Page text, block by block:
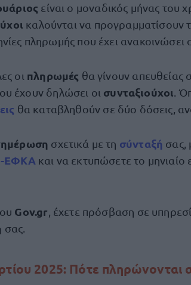
είναι ο μοναδικός μήνας του
καλούνται να προγραμματίσουν
πληρωμής που έχει ανακοινώσει
οι πληρωμές θα γίνουν απευθείας
έχουν δηλώσει οι συνταξιούχοι .
θα καταβληθούν σε δύο δόσεις,
σχετικά με τη σύνταξή σας,
ΕΦΚΑ και να εκτυπώσετε το
Gov.gr , έχετε πρόσβαση σε
σας.
2025: Πότε πληρώνονται